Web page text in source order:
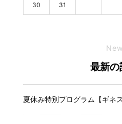
30 31
New
最新の
夏休み特別プログラム【ギネ